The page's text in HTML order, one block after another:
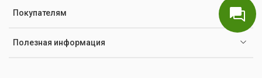
Покупателям
Полезная информация